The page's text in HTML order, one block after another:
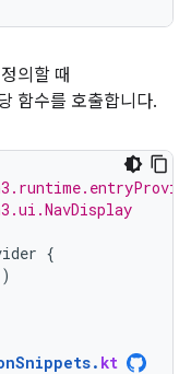
의할 때
함수를 호출합니다.
{
. kt